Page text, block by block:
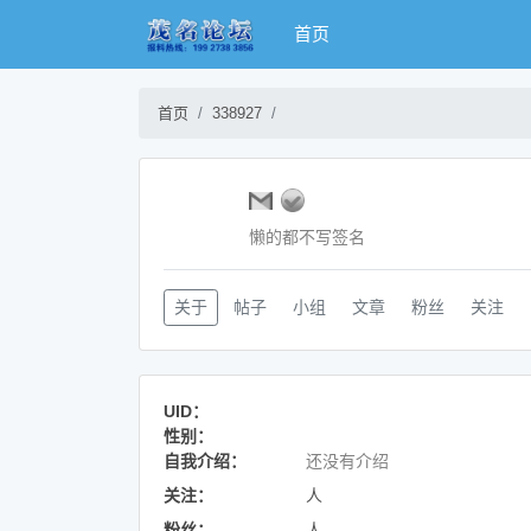
首页
首页 338927
懒的都不写签名
关于 帖子 小组 文章 粉丝 关注
UID：
性别：
自我介绍：
还没有介绍
关注：
人